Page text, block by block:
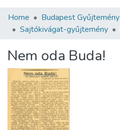
Communities & Collections
Statistics
About us
Home Budapest Gyűjtemény
Sajtókivágat-gyűjtemény
Nem oda Buda!